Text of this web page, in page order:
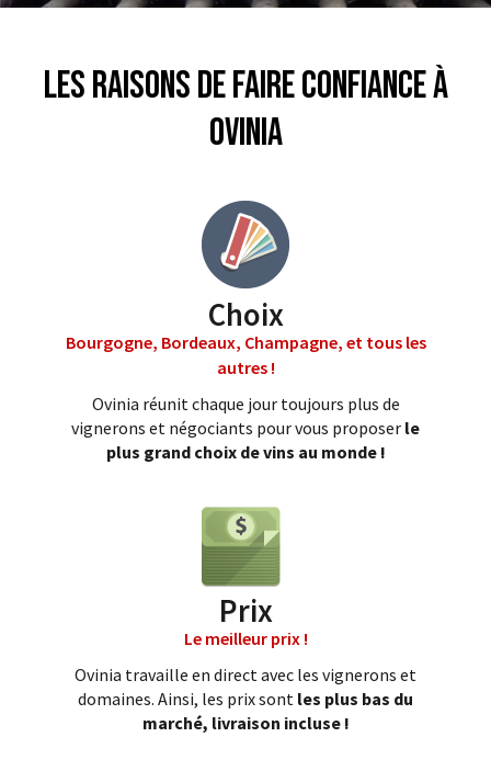
Les raisons de faire confiance à
Ovinia
Choix
Bourgogne, Bordeaux, Champagne, et tous les
autres !
Ovinia réunit chaque jour toujours plus de
vignerons et négociants pour vous proposer le
plus grand choix de vins au monde !
Prix
Le meilleur prix !
Ovinia travaille en direct avec les vignerons et
domaines. Ainsi, les prix sont les plus bas du
marché, livraison incluse !